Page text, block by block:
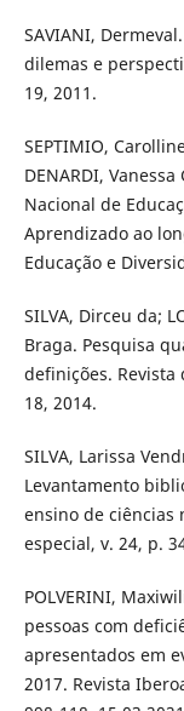
SAVIANI,
dilemas e
19, 2011.
SEPTIMIO,
DENARDI,
Nacional de
Aprendizado ao
Educação e
SILVA, Dirceu da;
Braga. Pesquisa
definições. Revista
18, 2014.
SILVA, Larissa
Levantamento
ensino de ciências
especial, v. 24, p.
POLVERINI,
pessoas com
apresentados em
2017. Revista